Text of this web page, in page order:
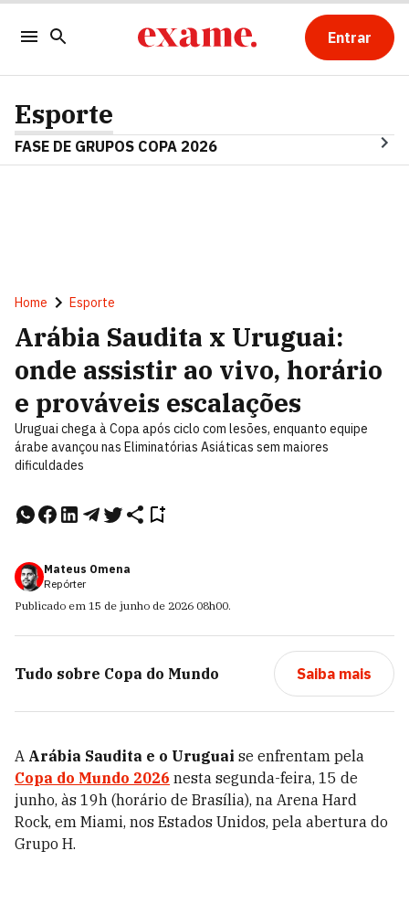
Entrar
Esporte
FASE DE GRUPOS COPA 2026
Home Esporte
Arábia Saudita x Uruguai:
onde assistir ao vivo, horário
e prováveis escalações
Uruguai chega à Copa após ciclo com lesões, enquanto equipe
árabe avançou nas Eliminatórias Asiáticas sem maiores
dificuldades
Mateus Omena
Repórter
Publicado em 15 de junho de 2026 08h00.
Tudo sobre Copa do Mundo Saiba mais
A Arábia Saudita e o Uruguai se enfrentam pela
Copa do Mundo 2026 nesta segunda-feira, 15 de
junho, às 19h (horário de Brasília), na Arena Hard
Rock, em Miami, nos Estados Unidos, pela abertura do
Grupo H.